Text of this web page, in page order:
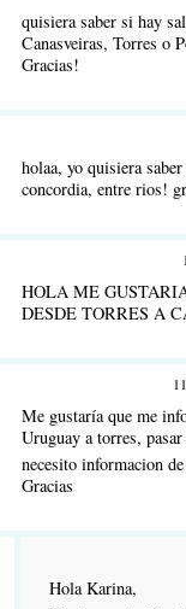
quisiera saber si hay
Canasveiras, Torres o
Gracias!
holaa, yo quisiera
concordia, entre rios!
HOLA ME
DESDE TORRES A
Me gustaría que me
Uruguay a torres,
necesito informacion
Gracias
Hola Karina,